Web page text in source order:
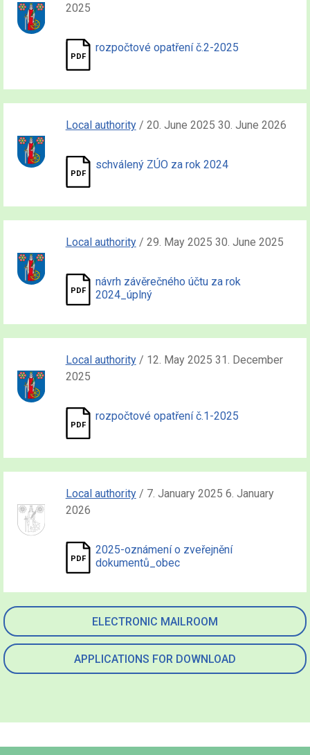
ELECTRONIC MAILROOM
APPLICATIONS FOR DOWNLOAD
2025
rozpočtové opatření č.2-2025
Local authority/ 20. June 2025 30. June 2026
schválený ZÚO za rok 2024
Local authority/ 29. May 2025 30. June 2025
návrh závěrečného účtu za rok
2024_úplný
Local authority/ 12. May 2025 31. December
2025
rozpočtové opatření č.1-2025
Local authority/ 7. January 2025 6. January
2026
2025-oznámení o zveřejnění
dokumentů_obec